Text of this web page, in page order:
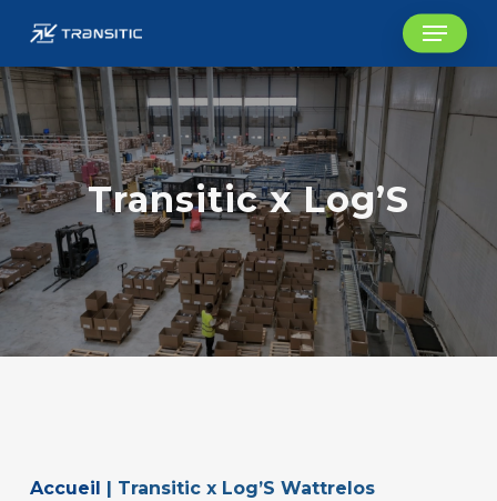
main
content
Menu
Transitic x Log’S
Accueil Transitic x Log’S Wattrelos